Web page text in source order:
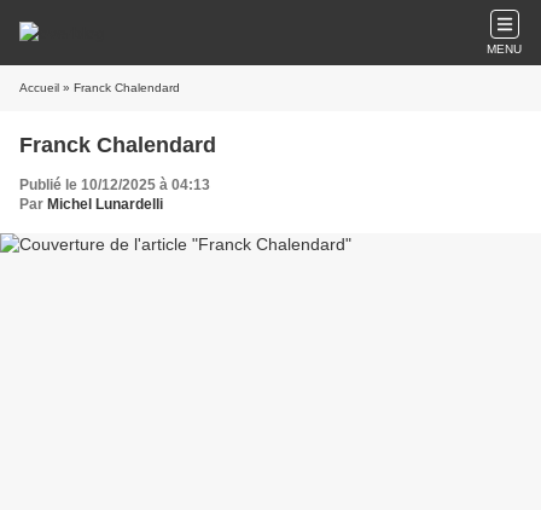
MENU
Accueil » Franck Chalendard
Franck Chalendard
Publié le 10/12/2025 à 04:13
Par Michel Lunardelli